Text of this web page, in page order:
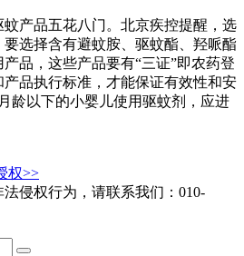
产品五花八门。北京疾控提醒，选
选择含有避蚊胺、驱蚊酯、羟哌酯
品，这些产品要有“三证”即农药登
品执行标准，才能保证有效性和安
龄以下的小婴儿使用驱蚊剂，应进
权>>
侵权行为，请联系我们：010-